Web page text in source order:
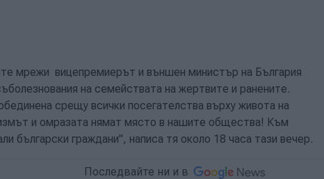
мрежи вицепремиерът и външен министър на България
на семействата на жертвите и ранените.
срещу всички посегателства върху живота на
и омразата нямат място в нашите общества! Към
български граждани", написа тя около 18 часа тази вечер.
Последвайте ни и в